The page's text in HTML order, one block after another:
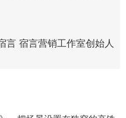
宿言营销工作室创始人